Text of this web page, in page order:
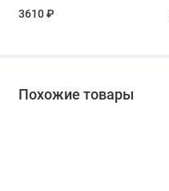
эффект велюра база
ARGENTO 1,2 кг
3610 ₽
Похожие товары